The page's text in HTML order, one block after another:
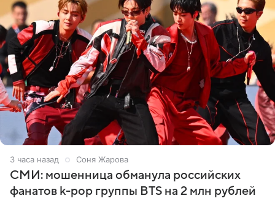
3 часа назад Соня Жарова
СМИ: мошенница обманула российских
фанатов k-pop группы BTS на 2 млн рублей